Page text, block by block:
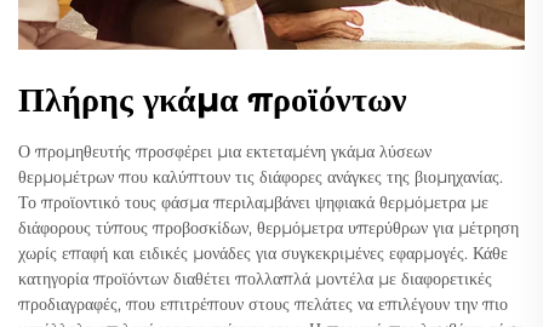
Πλήρης γκάμα προϊόντων
Ο προμηθευτής προσφέρει μια εκτεταμένη γκάμα λύσεων
θερμομέτρων που καλύπτουν τις διάφορες ανάγκες της βιομηχανίας.
Το προϊοντικό τους φάσμα περιλαμβάνει ψηφιακά θερμόμετρα με
διάφορους τύπους προβοσκίδων, θερμόμετρα υπερύθρων για μέτρηση
χωρίς επαφή και ειδικές μονάδες για συγκεκριμένες εφαρμογές. Κάθε
κατηγορία προϊόντων διαθέτει πολλαπλά μοντέλα με διαφορετικές
προδιαγραφές, που επιτρέπουν στους πελάτες να επιλέγουν την πιο